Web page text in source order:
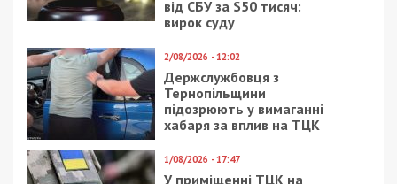
3/04/2020 - 11:34
Коронавирус в Днепре:
последние данные о
заболеваемости в
области
16/05/2020 - 8:00
Коронавирус в Днепре:
данные на 16 мая